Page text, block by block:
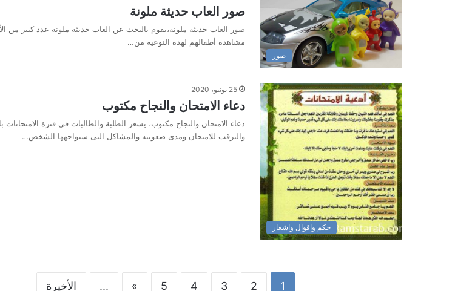
صور
صور العاب حديثة ملونة
صور العاب حديثة ملونة،يقوم بالبحث عن العاب حديثة ملونة عدد كبير من
مشاهدة أطفالهم لهذه النوعية من…
حكم واقوال واشعار
25 يونيو، 2020
دعاء الامتحان والنجاح مكتوب
دعاء الامتحان والنجاح مكتوب، يشعر الطلبة والطالبات فى فترة الامتحانات
والترقب للامتحان ومدى صعوبته والمشاكل التى سيواجهها الشخص…
1
2
3
4
5
»
... الأخيرة